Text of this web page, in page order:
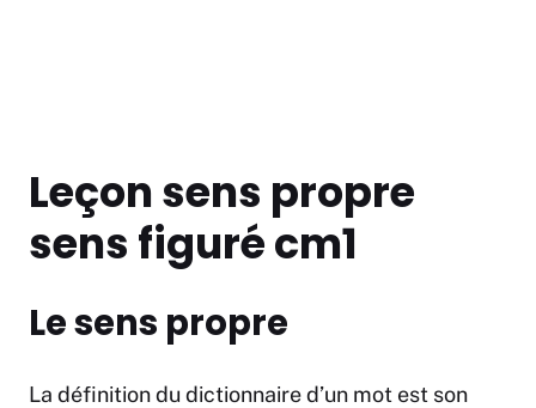
Leçon sens propre
sens figuré cm1
Le sens propre
La définition du dictionnaire d’un mot est son